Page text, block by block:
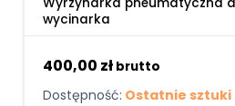
wycinarka
400,00 zł brutto
Dostępność: Ostatnie sztuki